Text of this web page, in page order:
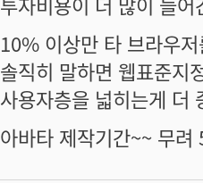
10% 이상만 타 브라우
솔직히 말하면 웹표준지
사용자층을 넓히는게 더
아바타 제작기간~~ 무